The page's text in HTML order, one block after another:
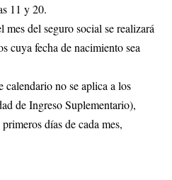
11 y 20.
del seguro social se realizará
cuya fecha de nacimiento sea
calendario no se aplica a los
de Ingreso Suplementario),
días de cada mes,